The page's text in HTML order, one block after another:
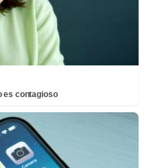
es contagioso